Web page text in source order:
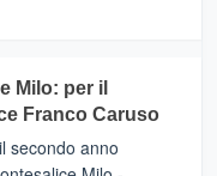
Milo: per il
Franco Caruso
secondo anno